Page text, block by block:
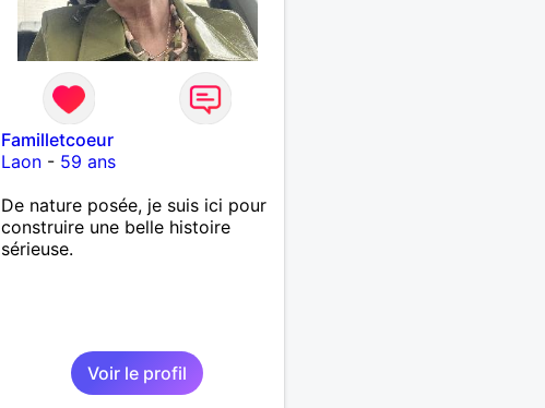
Familletcoeur
Laon - 59 ans
De nature posée, je suis ici pour
construire une belle histoire
sérieuse.
Voir le profil